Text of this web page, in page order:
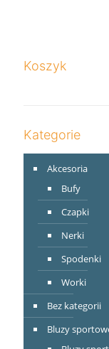
Koszyk
Kategorie
Akcesoria
Bufy
Czapki
Nerki
Spodenki
Worki
Bez kategorii
Bluzy